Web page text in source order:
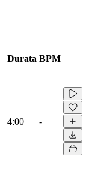
Durata BPM
4:00 -